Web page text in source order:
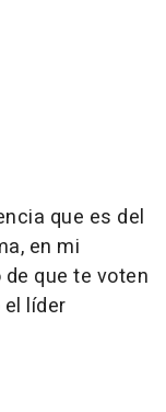
que es del
en mi
que te voten
líder